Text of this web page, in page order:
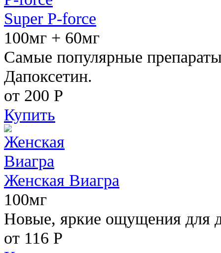
Super P-force
100мг + 60мг
Самые популярные
Дапоксетин.
от 200 Р
Купить
Женская Виагра
100мг
Новые, яркие ощущения для
от 116 Р